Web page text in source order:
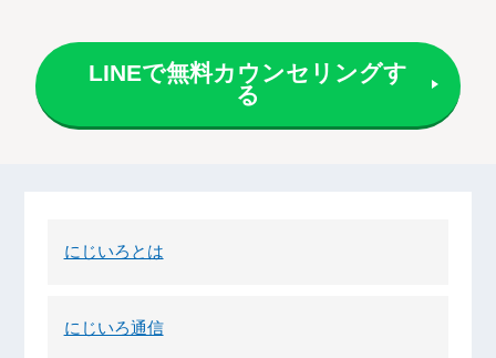
LINEで無料カウンセリングす
る
にじいろとは
にじいろ通信